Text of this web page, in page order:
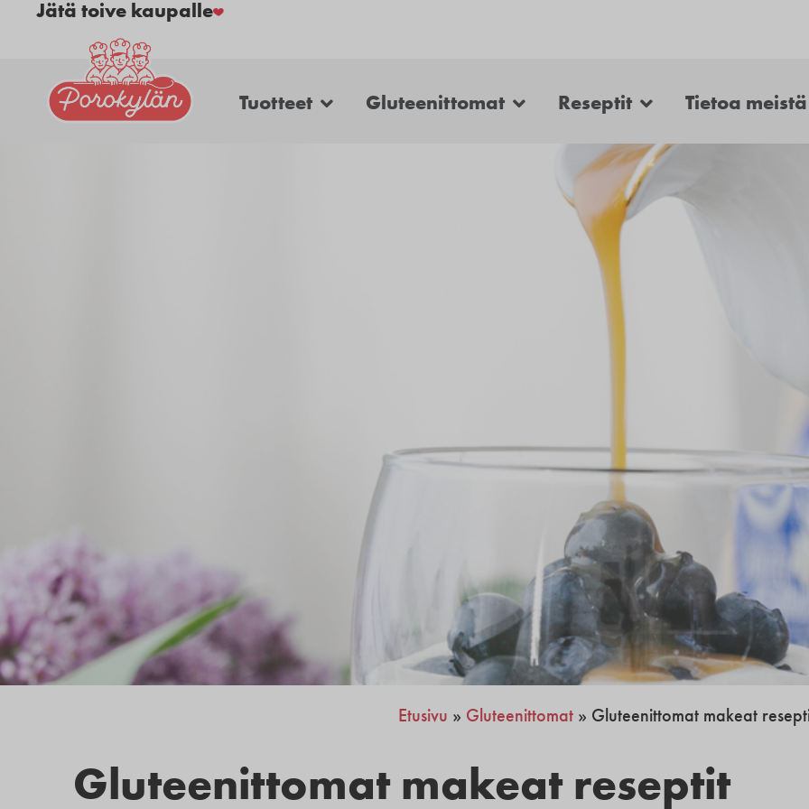
Jätä toive kaupalle
Tuotteet Gluteenittomat Reseptit Tietoa meistä
Etusivu » Gluteenittomat » Gluteenittomat makeat
Gluteenittomat makeat reseptit